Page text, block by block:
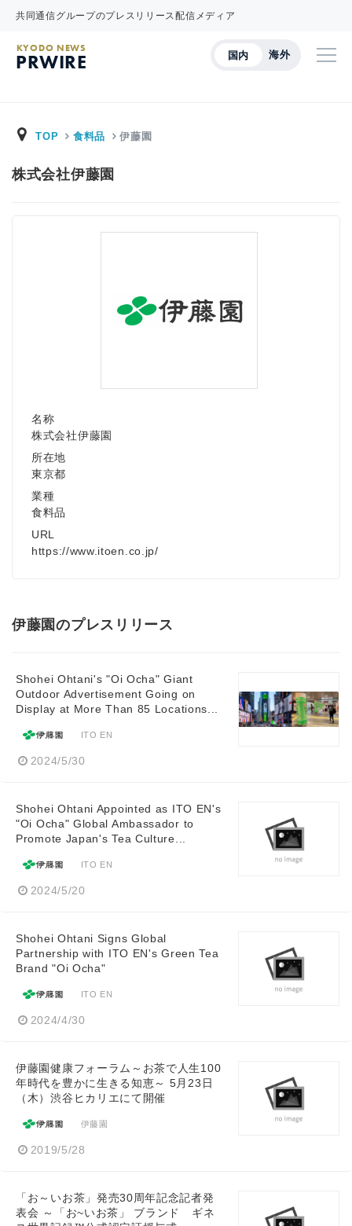
共同通信グループのプレスリリース配信メディア
国内 海外
KYODO NEWS
PRWIRE
TOP 食料品 伊藤園
株式会社伊藤園
名称
株式会社伊藤園
所在地
東京都
業種
食料品
URL
https://www.itoen.co.jp/
伊藤園のプレスリリース
Shohei Ohtani's "Oi Ocha" Giant
Outdoor Advertisement Going on
Display at More Than 85 Locations...
ITO EN
2024/5/30
Shohei Ohtani Appointed as ITO EN's
"Oi Ocha" Global Ambassador to
Promote Japan's Tea Culture...
ITO EN
2024/5/20
Shohei Ohtani Signs Global
Partnership with ITO EN's Green Tea
Brand "Oi Ocha"
ITO EN
2024/4/30
伊藤園健康フォーラム～お茶で人生100
年時代を豊かに生きる知恵～ 5月23日
（木）渋谷ヒカリエにて開催
伊藤園
2019/5/28
「お～いお茶」発売30周年記念記者発
表会 ～「お~いお茶」 ブランド ギネ